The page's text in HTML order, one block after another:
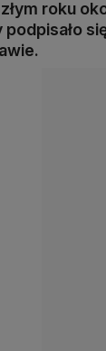
roku
podpisało